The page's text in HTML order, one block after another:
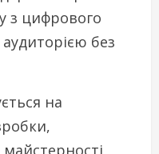
з цифрового
без
на